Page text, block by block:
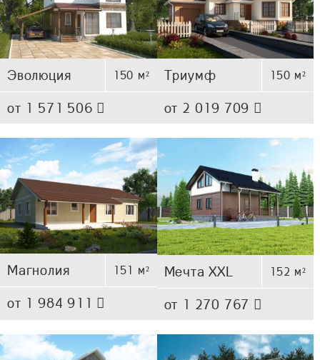
Эволюция 150 м²
от 1 571 506
Триумф 150 м²
от 2 019 709
Магнолия 151 м²
от 1 984 911
Мечта XXL 152 м²
от 1 270 767